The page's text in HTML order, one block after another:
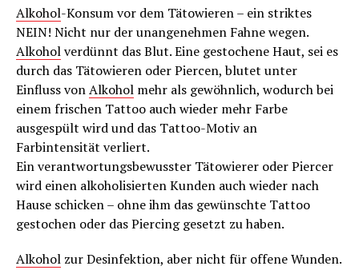
Alkohol-Konsum vor dem Tätowieren – ein striktes
NEIN! Nicht nur der unangenehmen Fahne wegen.
Alkoholverdünnt das Blut. Eine gestochene Haut, sei es
durch das Tätowieren oder Piercen, blutet unter
Einfluss vonAlkohol mehr als gewöhnlich, wodurch bei
einem frischen Tattoo auch wieder mehr Farbe
ausgespült wird und das Tattoo-Motiv an
Farbintensität verliert.
Ein verantwortungsbewusster Tätowierer oder Piercer
wird einen alkoholisierten Kunden auch wieder nach
Hause schicken – ohne ihm das gewünschte Tattoo
gestochen oder das Piercing gesetzt zu haben.
Alkohol zur Desinfektion, aber nicht für offene Wunden.